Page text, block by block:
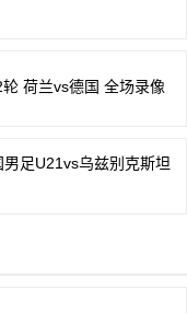
荷兰vs德国 全场录像
足U21vs乌兹别克斯坦